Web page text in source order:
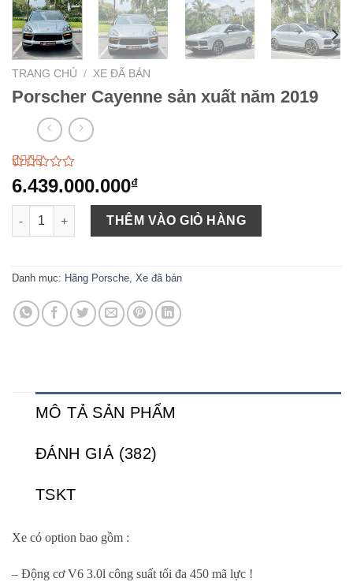
TRANG CHỦ / XE ĐÃ BÁN
Porscher Cayenne sản xuất năm 2019
2.44
trên
5
379
6.439.000.000₫
Porscher Cayenne sản xuất năm 2019 số lượng
THÊM VÀO GIỎ HÀNG
Danh mục: Hãng Porsche, Xe đã bán
MÔ TẢ SẢN PHẨM
ĐÁNH GIÁ (382)
TSKT
Xe có option bao gồm :
– Động cơ V6 3.0l công suất tối đa 450 mã lực !